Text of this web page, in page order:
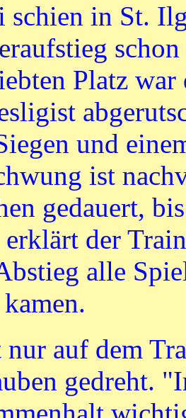
schien in St.
Platz
und
ist
gedauert,
der
alle
auf dem
gedreht.